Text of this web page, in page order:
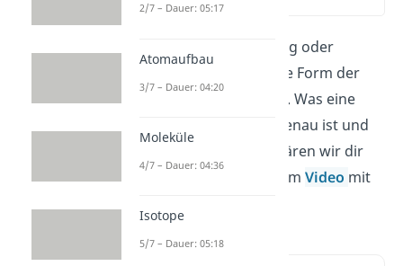
Die kovalente Bindung oder
ist eine Form der
chemischen Bindung. Was eine
kovalente Bindung genau ist und
wie sie entsteht, erklären wir dir
hier im Beitrag oder im Video mit
2/7 – Dauer: 05:17
Atomaufbau
3/7 – Dauer: 04:20
Moleküle
4/7 – Dauer: 04:36
Isotope
5/7 – Dauer: 05:18